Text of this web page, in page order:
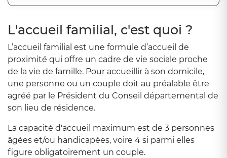
L'accueil familial, c'est quoi ?
L’accueil familial est une formule d’accueil de
proximité qui offre un cadre de vie sociale proche
de la vie de famille. Pour accueillir à son domicile,
une personne ou un couple doit au préalable être
agréé par le Président du Conseil départemental de
son lieu de résidence.
La capacité d'accueil maximum est de 3 personnes
âgées et/ou handicapées, voire 4 si parmi elles
figure obligatoirement un couple.